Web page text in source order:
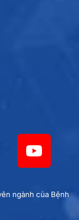
ngành của Bệnh